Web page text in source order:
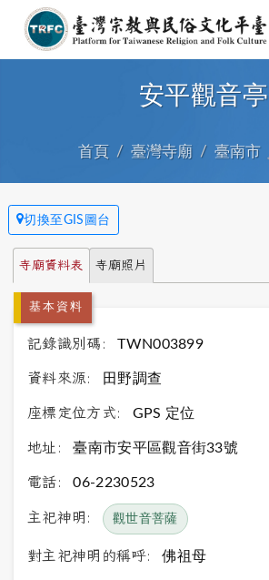
安平觀音亭
首頁 臺灣寺廟 臺南市
切換至GIS圖台
寺廟資料表 寺廟照片
基本資料
記錄識別碼: TWN003899
資料來源: 田野調查
座標定位方式: GPS 定位
地址: 臺南市安平區觀音街33號
電話: 06-2230523
主祀神明: 觀世音菩薩
對主祀神明的稱呼: 佛祖母